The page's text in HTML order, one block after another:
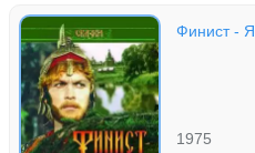
Финист -
1975